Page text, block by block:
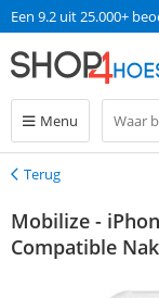
Een 9.2 uit 25.000+
Menu
Terug
Terug
Mobilize -
Compatible